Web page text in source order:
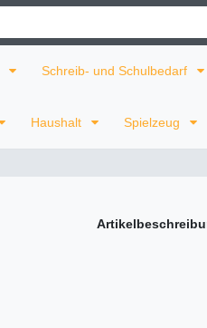
Schreib- und Schulbedarf
Haushalt Spielzeug